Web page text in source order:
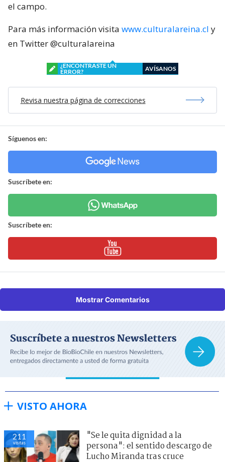
el campo.
Para más información visita www.culturalareina.cl y
en Twitter @culturalareina
¿ENCONTRASTE UN
ERROR?
AVÍSANOS
Revisa nuestra página de correcciones
Síguenos en:
Suscríbete en:
Suscríbete en:
Mostrar Comentarios
VISTO AHORA
211
visitas
"Se le quita dignidad a la
persona": el sentido descargo de
Lucho Miranda tras cruce